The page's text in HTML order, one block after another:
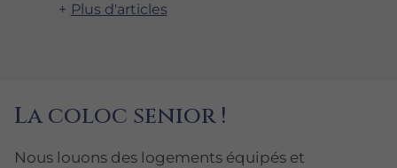
Plus d'articles
La coloc senior !
Nous louons des logements équipés et